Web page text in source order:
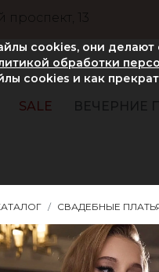
13
SALE ВЕЧЕРНИЕ
СВАДЕБНЫЕ
cookies, они
обработки
сookies и как